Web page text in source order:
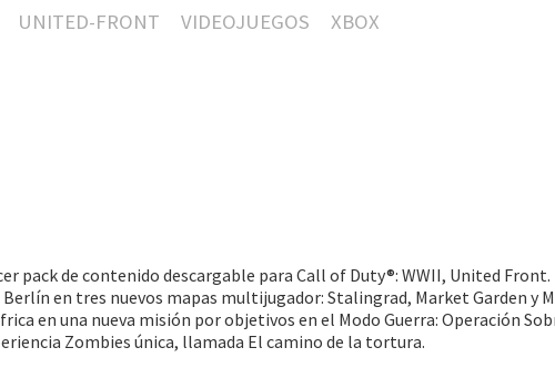
UNITED-FRONT VIDEOJUEGOS XBOX
pack de contenido descargable para Call of Duty®: WWII, United
en tres nuevos mapas multijugador: Stalingrad, Market Garden y
en una nueva misión por objetivos en el Modo Guerra: Operación
Zombies única, llamada El camino de la tortura.